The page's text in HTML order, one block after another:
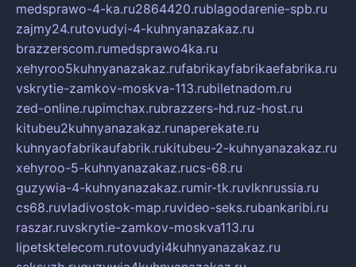
medsprawo-4-ka.ru2864420.rublagodarenie-spb.ru
zajmy24.rutovudyi-4-kuhnyanazakaz.ru
brazzerscom.rumedsprawo4ka.ru
xehyroo5kuhnyanazakaz.rufabrikayfabrikaefabrika.ru
vskrytie-zamkov-moskva-113.rubiletnadom.ru
zed-online.rupimchax.rubrazzers-hd.ruz-host.ru
kitubeu2kuhnyanazakaz.runaperekate.ru
kuhnyaofabrikaufabrik.rukitubeu-2-kuhnyanazakaz.ru
xehyroo-5-kuhnyanazakaz.rucs-68.ru
guzywia-4-kuhnyanazakaz.rumir-tk.ruvlknrussia.ru
cs68.ruvladivostok-map.ruvideo-seks.rubankaribi.ru
raszar.ruvskrytie-zamkov-moskva113.ru
lipetsktelecom.rutovudyi4kuhnyanazakaz.ru